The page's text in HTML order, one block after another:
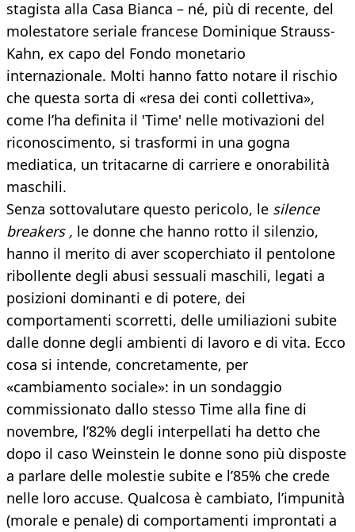
stagista alla Casa Bianca – né, più di recente, del
molestatore seriale francese Dominique Strauss-
Kahn, ex capo del Fondo monetario
internazionale. Molti hanno fatto notare il rischio
che questa sorta di «resa dei conti collettiva»,
come l’ha definita il 'Time' nelle motivazioni del
riconoscimento, si trasformi in una gogna
mediatica, un tritacarne di carriere e onorabilità
maschili.
Senza sottovalutare questo pericolo, le silence
breakers , le donne che hanno rotto il silenzio,
hanno il merito di aver scoperchiato il pentolone
ribollente degli abusi sessuali maschili, legati a
posizioni dominanti e di potere, dei
comportamenti scorretti, delle umiliazioni subite
dalle donne degli ambienti di lavoro e di vita. Ecco
cosa si intende, concretamente, per
«cambiamento sociale»: in un sondaggio
commissionato dallo stesso Time alla fine di
novembre, l’82% degli interpellati ha detto che
dopo il caso Weinstein le donne sono più disposte
a parlare delle molestie subite e l’85% che crede
nelle loro accuse. Qualcosa è cambiato, l’impunità
(morale e penale) di comportamenti improntati a